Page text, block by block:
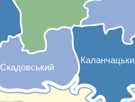
Скадовський